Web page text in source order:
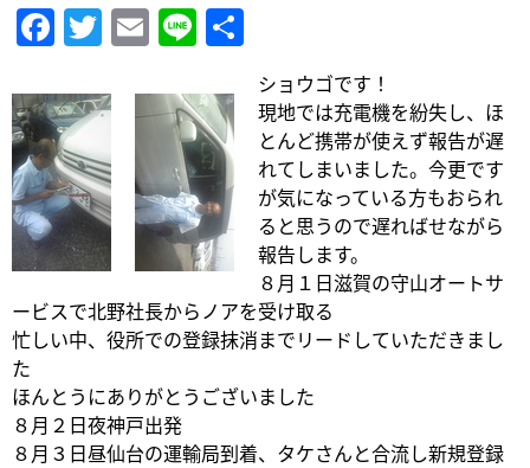
Facebook
Twitter
Email
Line
有
ショウゴです！
現地では充電機を紛失し、ほ
とんど携帯が使えず報告が遅
れてしまいました。今更です
が気になっている方もおられ
ると思うので遅ればせながら
報告します。
８月１日滋賀の守山オートサ
ービスで北野社長からノアを受け取る
忙しい中、役所での登録抹消までリードしていただきまし
た
ほんとうにありがとうございました
８月２日夜神戸出発
８月３日昼仙台の運輸局到着、タケさんと合流し新規登録